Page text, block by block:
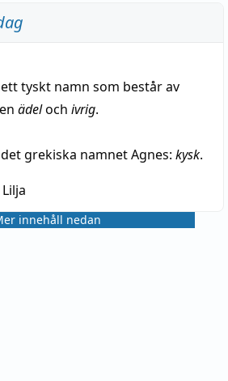
tyskt namn som består av
ädeloch ivrig.
grekiska namnet Agnes: kysk.
Lilja
innehåll nedan